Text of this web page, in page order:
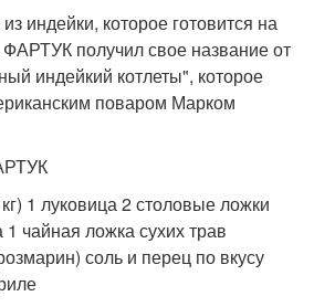
индейки, которое готовится на
ФАРТУК получил свое название от
индейкий котлеты", которое
поваром Марком
1 луковица 2 столовые ложки
1 чайная ложка сухих трав
соль и перец по вкусу